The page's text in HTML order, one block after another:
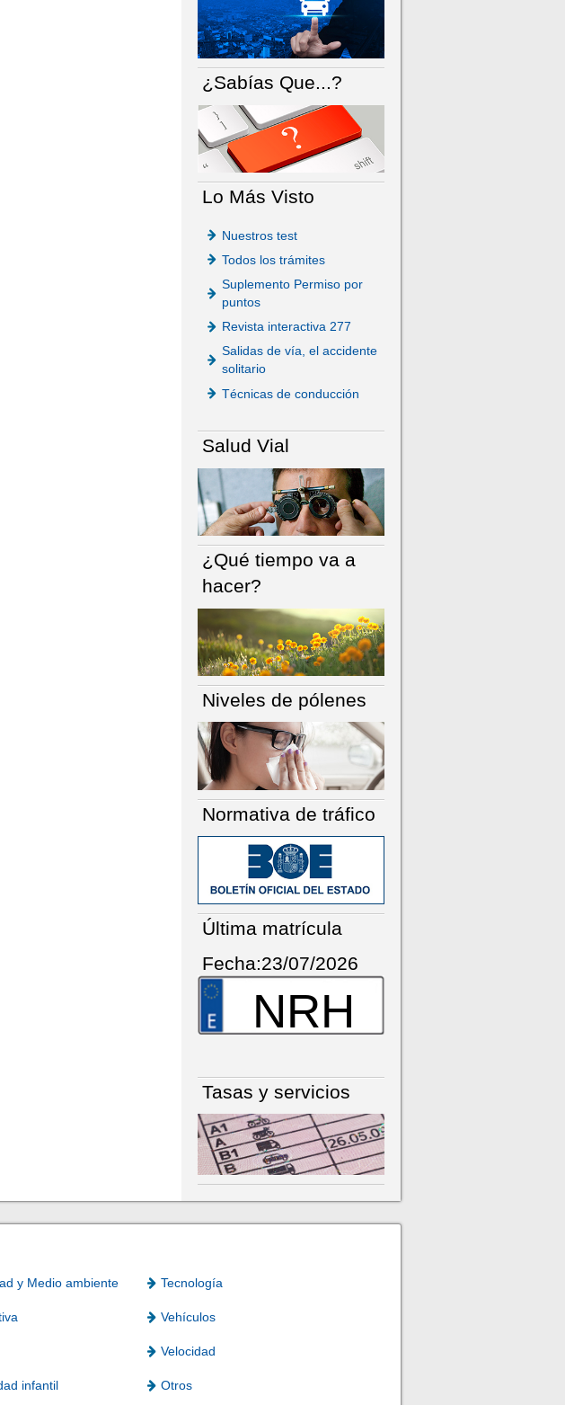
¿Sabías Que...?
Lo Más Visto
Nuestros test
Todos los trámites
Suplemento Permiso por
puntos
Revista interactiva 277
Salidas de vía, el accidente
solitario
Técnicas de conducción
Salud Vial
¿Qué tiempo va a
hacer?
Niveles de pólenes
Normativa de tráfico
Última matrícula
Fecha:23/07/2026
NRH
Tasas y servicios
y Medio ambiente Tecnología
Vehículos
Velocidad
infantil Otros